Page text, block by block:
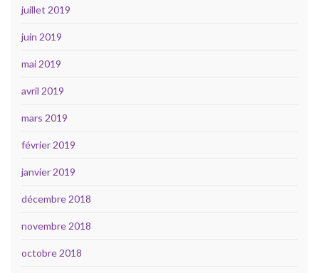
juillet 2019
juin 2019
mai 2019
avril 2019
mars 2019
février 2019
janvier 2019
décembre 2018
novembre 2018
octobre 2018